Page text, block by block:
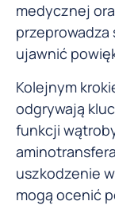
medycznej
ujawnić
Kolejnym
odgrywają
funkcji
uszkodzenie
mogą ocenić